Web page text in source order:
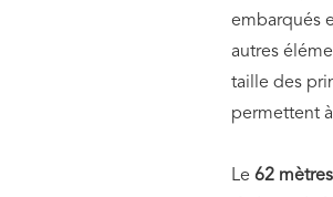
embarqués
autres
taille des
permettent
Le 62